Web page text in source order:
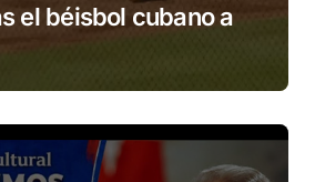
el béisbol cubano a